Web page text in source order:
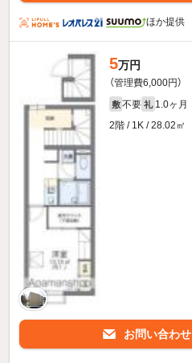
ほか提供
5万円
（管理費6,000円）
敷 不要 礼 1.0ヶ月
2階 / 1K / 28.02㎡
お問い合わせ